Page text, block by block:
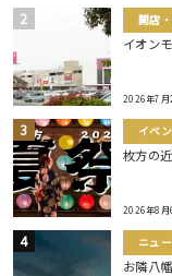
開店
イオン
2026年7月
イベ
枚方の
2026年8月
ニュ
お隣八